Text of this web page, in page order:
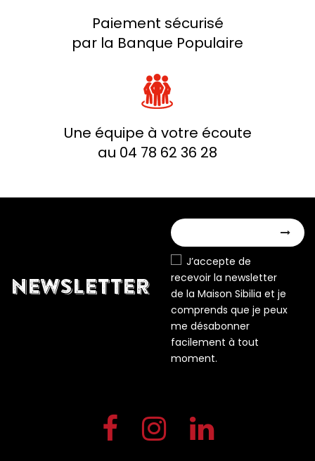
Paiement sécurisé
par la Banque Populaire
Une équipe à votre écoute
au 04 78 62 36 28
NEWSLETTER
J’accepte de
recevoir la newsletter
de la Maison Sibilia et je
comprends que je peux
me désabonner
facilement à tout
moment.